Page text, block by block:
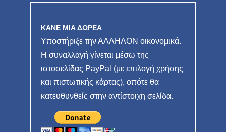
ΚΑΝΕ ΜΙΑ ΔΩΡΕΑ
Υποστήριξε την ΑΛΛΗΛΟΝ οικονομικά.
Η συναλλαγή γίνεται μέσω της
ιστοσελίδας PayPal (με επιλογή χρήσης
και πιστωτικής κάρτας), οπότε θα
κατευθυνθείς στην αντίστοιχη σελίδα.